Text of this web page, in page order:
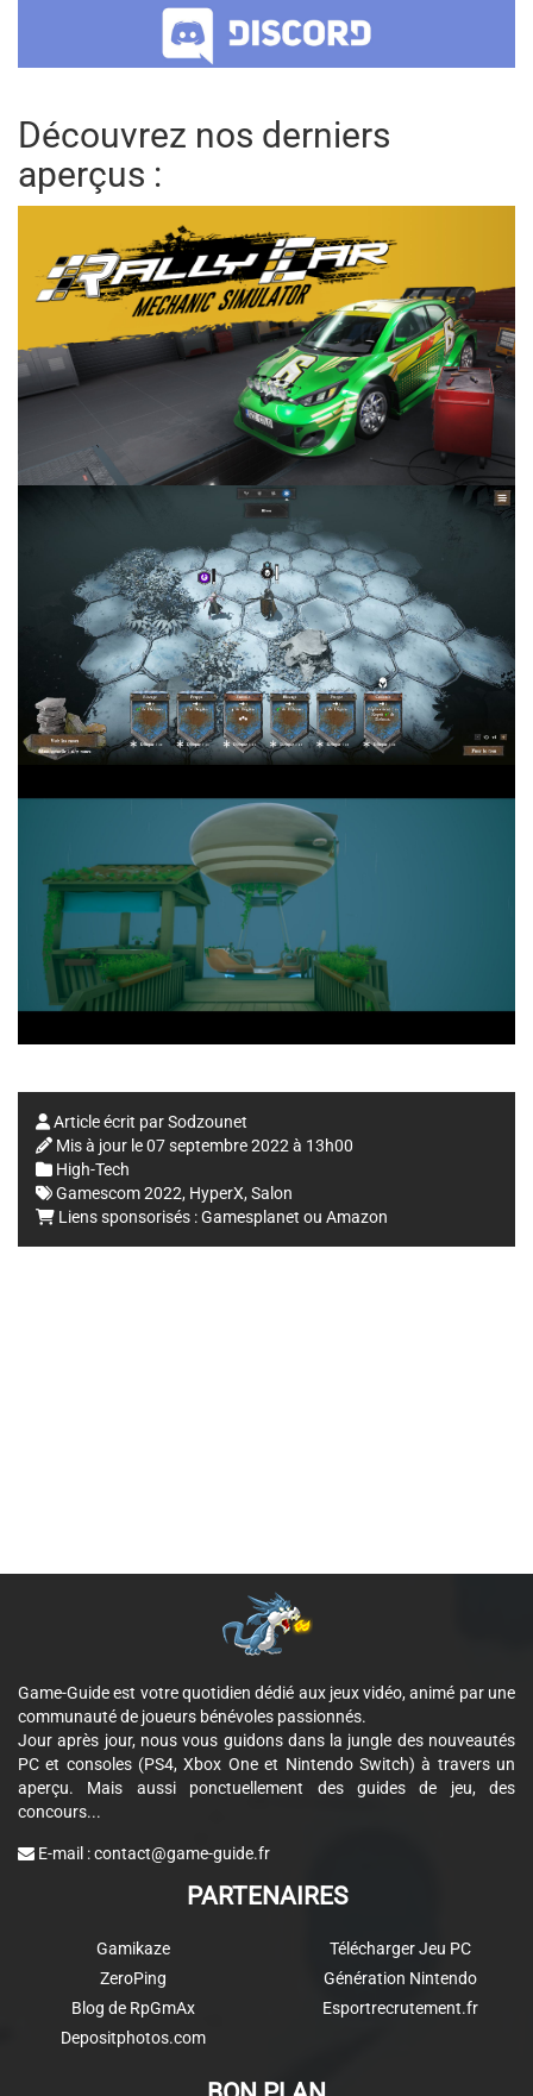
Découvrez nos derniers
aperçus :
Article écrit parSodzounet
Mis à jour le07 septembre 2022 à 13h00
High-Tech
Gamescom 2022, HyperX, Salon
Liens sponsorisés :Gamesplanet ou Amazon
Game-Guide est votre quotidien dédié aux jeux vidéo, animé par une
communauté de joueurs bénévoles passionnés.
Jour après jour, nous vous guidons dans la jungle des nouveautés
PC et consoles (PS4, Xbox One et Nintendo Switch) à travers un
aperçu. Mais aussi ponctuellement des guides de jeu, des
concours...
E-mail :contact@game-guide.fr
PARTENAIRES
Gamikaze
ZeroPing
Blog de RpGmAx
Depositphotos.com
Télécharger Jeu PC
Génération Nintendo
Esportrecrutement.fr